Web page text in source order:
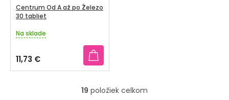
Centrum Od A až po Železo
30 tabliet
Priemerné
produktu
je
5,0
Na sklade
11,73 €
O
19 položiek celkom